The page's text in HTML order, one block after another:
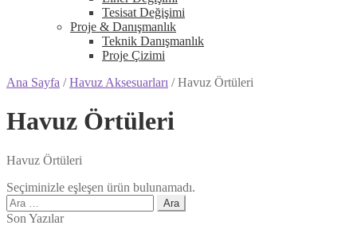
Tesisat Değişimi
Proje & Danışmanlık
Teknik Danışmanlık
Proje Çizimi
Ana Sayfa /Havuz Aksesuarları /Havuz Örtüleri
Havuz Örtüleri
Havuz Örtüleri
Seçiminizle eşleşen ürün bulunamadı.
Arama:
Son Yazılar